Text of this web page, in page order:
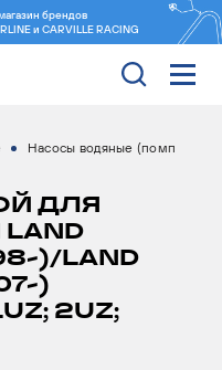
брендов
и CARVILLE RACING
Насосы водяные (помп
ДЛЯ
)/LAND
)
2UZ;